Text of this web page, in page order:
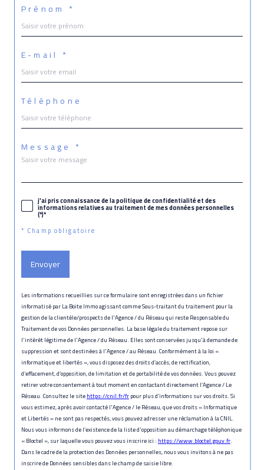
Prénom *
E-mail *
Téléphone
Message *
j'ai pris connaissance de la politique de confidentialité et des
informations relatives au traitement de mes données personnelles
(*)*
* Champ obligatoire
Envoyer
Les informations recueillies sur ce formulaire sont enregistrées dans un fichier
informatisé par La Boite Immo agissant comme Sous-traitant du traitement pour la
gestion de la clientèle/prospects de l'Agence / du Réseau qui reste Responsable du
Traitement de vos Données personnelles. La base légale du traitement repose sur
l'intérêt légitime de l'Agence / du Réseau. Elles sont conservées jusqu'à demande de
suppression et sont destinées à l'Agence / au Réseau. Conformément à la loi «
informatique et libertés », vous disposez des droits d’accès, de rectification,
d’effacement, d’opposition, de limitation et de portabilité de vos données. Vous pouvez
retirer votre consentement à tout moment en contactant directement l’Agence / Le
Réseau. Consultez le sitehttps://cnil.fr/frpour plus d’informations sur vos droits. Si
vous estimez, après avoir contacté l'Agence / le Réseau, que vos droits « Informatique
et Libertés » ne sont pas respectés, vous pouvez adresser une réclamation à la CNIL.
Nous vous informons de l’existence de la liste d'opposition au démarchage téléphonique
« Bloctel », sur laquelle vous pouvez vous inscrire ici :https://www.bloctel.gouv.fr.
Dans le cadre de la protection des Données personnelles, nous vous invitons à ne pas
inscrire de Données sensibles dans le champ de saisie libre.